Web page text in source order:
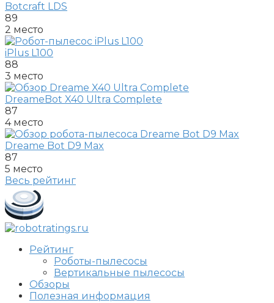
Botcraft LDS
89
2 место
iPlus L100
88
3 место
DreameBot X40 Ultra Complete
87
4 место
Dreame Bot D9 Max
87
5 место
Весь рейтинг
Рейтинг
Роботы-пылесосы
Вертикальные пылесосы
Обзоры
Полезная информация